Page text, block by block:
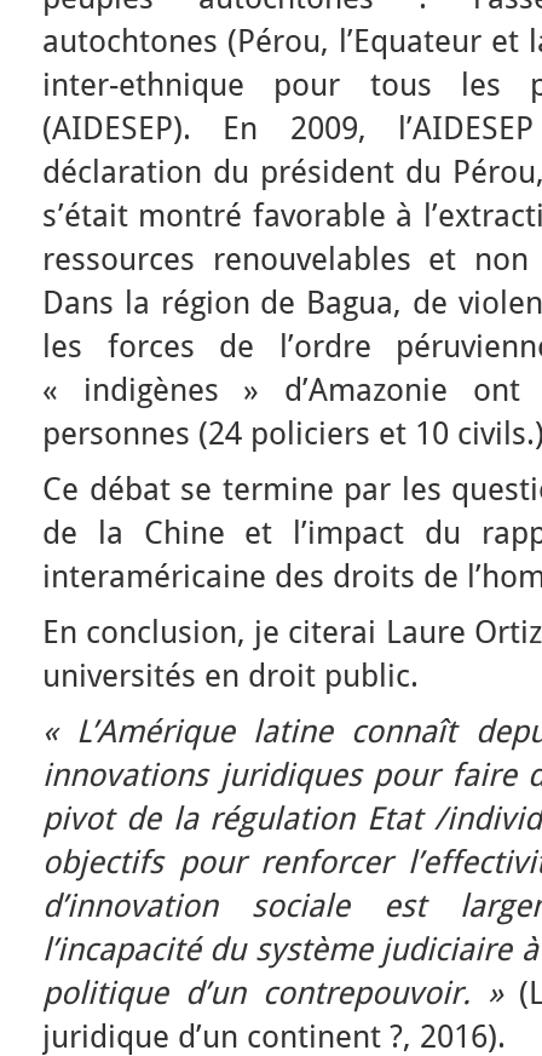
autochtones (Pérou, l’Equateur et
inter-ethnique pour tous les
(AIDESEP). En 2009,
déclaration du président du
s’était montré favorable à
ressources renouvelables et
Dans la région de Bagua, de
les forces de l’ordre
« indigènes » d’Amazonie
personnes (24 policiers et 10
Ce débat se termine par les
de la Chine et l’impact du
interaméricaine des droits de
En conclusion, je citerai Laure
universités en droit public.
« L’Amérique latine connaît
innovations juridiques pour faire
pivot de la régulation Etat /
objectifs pour renforcer
d’innovation sociale est
l’incapacité du système judiciaire
politique d’un contrepouvoir. »
juridique d’un continent ?, 2016).